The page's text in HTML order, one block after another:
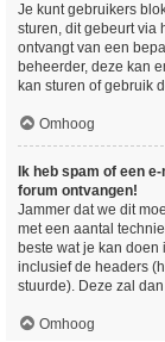
Je kunt gebruikers
sturen, dit gebeurt via
ontvangt van een
beheerder, deze kan
kan sturen of gebruik
Omhoog
Ik heb spam of een
forum ontvangen!
Jammer dat we dit
met een aantal
beste wat je kan
inclusief de headers
stuurde). Deze zal
Omhoog